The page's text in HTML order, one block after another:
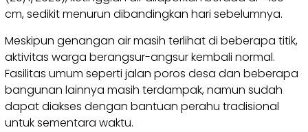
cm, sedikit menurun dibandingkan hari sebelumnya.
Meskipun genangan air masih terlihat di beberapa titik,
aktivitas warga berangsur-angsur kembali normal.
Fasilitas umum seperti jalan poros desa dan beberapa
bangunan lainnya masih terdampak, namun sudah
dapat diakses dengan bantuan perahu tradisional
untuk sementara waktu.